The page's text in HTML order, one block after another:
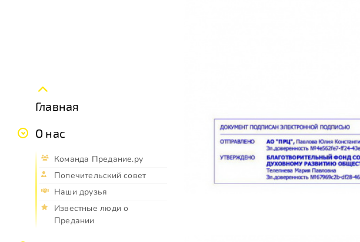
Главная
О нас
Команда Предание.ру
Попечительский совет
Наши друзья
Известные люди о
Предании